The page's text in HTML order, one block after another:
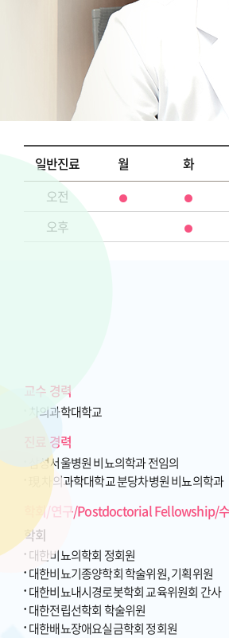
일반진료 월 화
오전
오후
교수 경력
차의과학대학교
진료 경력
삼성서울병원 비뇨의학과 전임의
現 차의과학대학교 분당차병원 비뇨의학과
학회/연구/Postdoctorial Fellowship/
학회
대한비뇨의학회 정회원
대한비뇨기종양학회 학술위원, 기획위원
대한비뇨내시경로봇학회 교육위원회 간사
대한전립선학회 학술위원
대한배뇨장애요실금학회 정회원